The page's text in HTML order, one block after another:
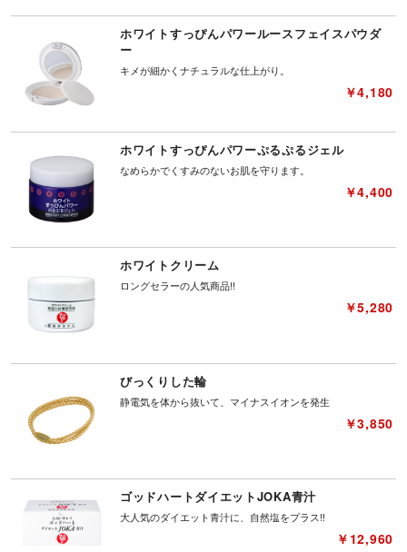
ホワイトすっぴんパワールースフェイスパウダ
ー
キメが細かくナチュラルな仕上がり。
￥4,180
ホワイトすっぴんパワーぷるぷるジェル
なめらかでくすみのないお肌を守ります。
￥4,400
ホワイトクリーム
ロングセラーの人気商品!!
￥5,280
びっくりした輪
静電気を体から抜いて、マイナスイオンを発生
￥3,850
ゴッドハートダイエットJOKA青汁
大人気のダイエット青汁に、自然塩をプラス!!
￥12,960